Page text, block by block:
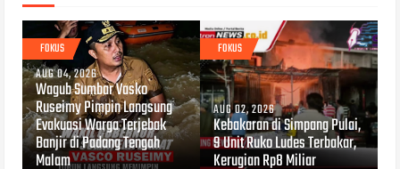
FOKUS
AUG 04, 2026
Wagub Sumbar Vasko
Ruseimy Pimpin Langsung
Evakuasi Warga Terjebak
Banjir di Padang Tengah
Malam
FOKUS
AUG 02, 2026
Kebakaran di Simpang Pulai,
9 Unit Ruko Ludes Terbakar,
Kerugian Rp8 Miliar